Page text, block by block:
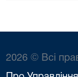
2026 © Всі